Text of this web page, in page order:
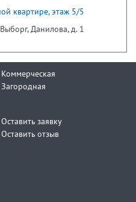
квартире, этаж 5/5
Данилова, д. 1
Коммерческая
Загородная
Оставить заявку
Оставить отзыв